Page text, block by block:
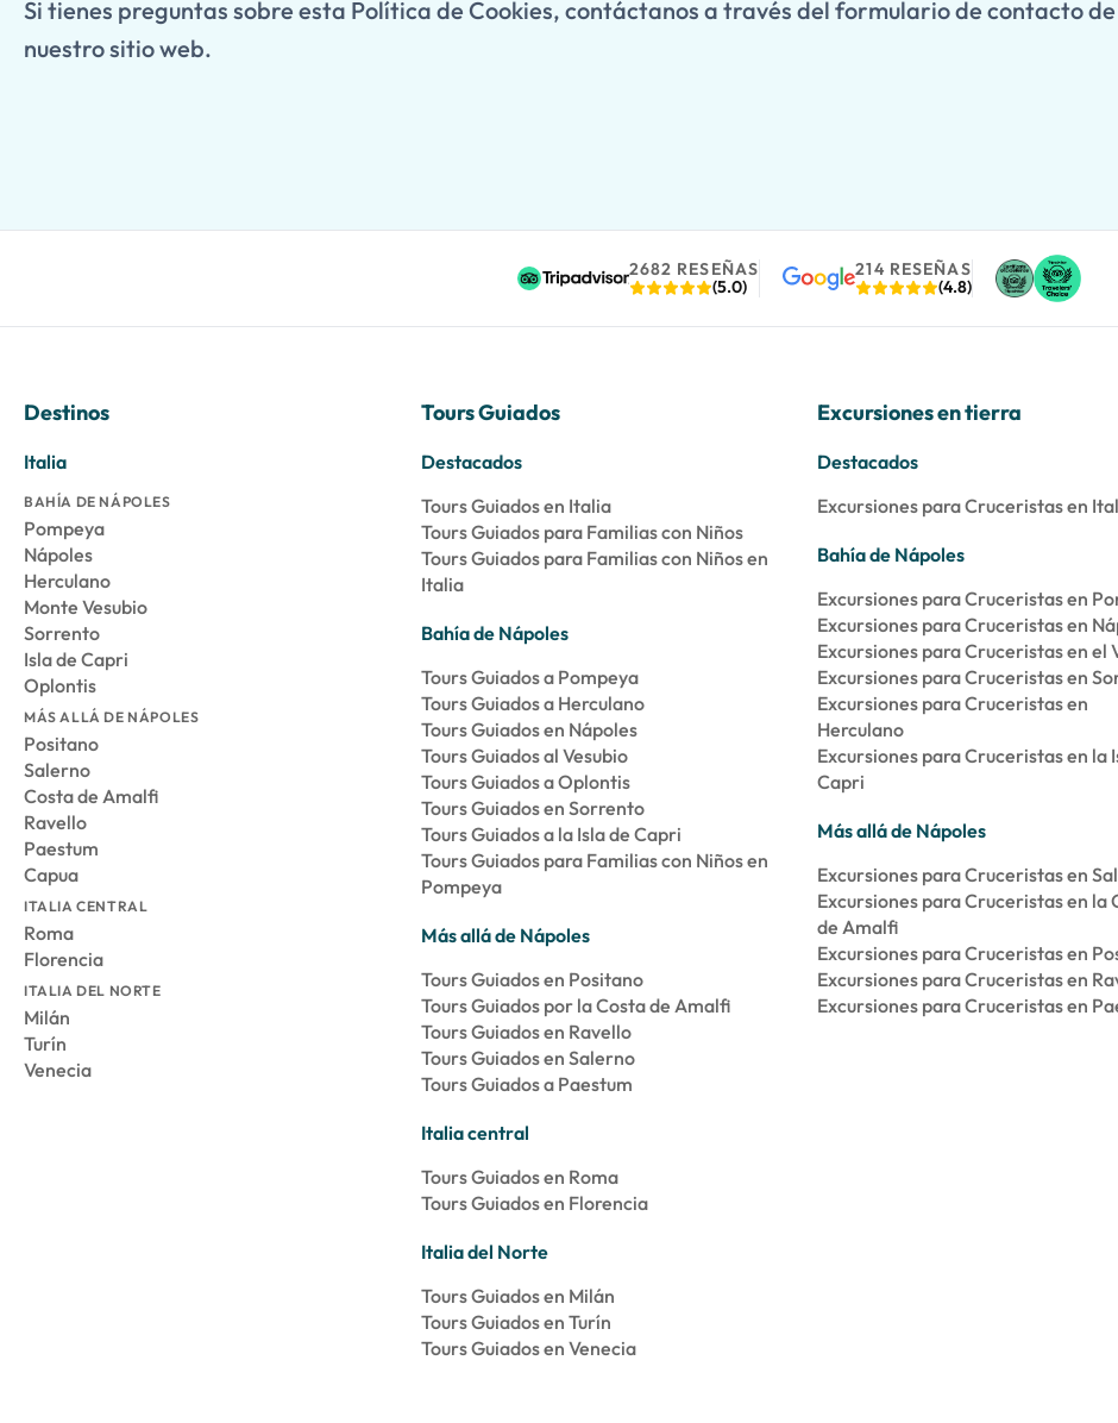
Si tienes preguntas sobre esta Política de Cookies, contáctanos a través del formulario de contacto de
nuestro sitio web.
2682 RESEÑAS
(5.0)
214 RESEÑAS
(4.8)
Destinos
Italia
BAHÍA DE NÁPOLES
Pompeya
Nápoles
Herculano
Monte Vesubio
Sorrento
Isla de Capri
Oplontis
MÁS ALLÁ DE NÁPOLES
Positano
Salerno
Costa de Amalfi
Ravello
Paestum
Capua
ITALIA CENTRAL
Roma
Florencia
ITALIA DEL NORTE
Milán
Turín
Venecia
Tours Guiados
Destacados
Tours Guiados en Italia
Tours Guiados para Familias con Niños
Tours Guiados para Familias con Niños en
Italia
Bahía de Nápoles
Tours Guiados a Pompeya
Tours Guiados a Herculano
Tours Guiados en Nápoles
Tours Guiados al Vesubio
Tours Guiados a Oplontis
Tours Guiados en Sorrento
Tours Guiados a la Isla de Capri
Tours Guiados para Familias con Niños en
Pompeya
Más allá de Nápoles
Tours Guiados en Positano
Tours Guiados por la Costa de Amalfi
Tours Guiados en Ravello
Tours Guiados en Salerno
Tours Guiados a Paestum
Italia central
Tours Guiados en Roma
Tours Guiados en Florencia
Italia del Norte
Tours Guiados en Milán
Tours Guiados en Turín
Tours Guiados en Venecia
Excursiones en tierra
Destacados
Excursiones para Cruceristas en
Bahía de Nápoles
Excursiones para Cruceristas en
Excursiones para Cruceristas en
Excursiones para Cruceristas en el
Excursiones para Cruceristas en
Excursiones para Cruceristas en
Herculano
Excursiones para Cruceristas en la
Capri
Más allá de Nápoles
Excursiones para Cruceristas en
Excursiones para Cruceristas en la
de Amalfi
Excursiones para Cruceristas en
Excursiones para Cruceristas en
Excursiones para Cruceristas en